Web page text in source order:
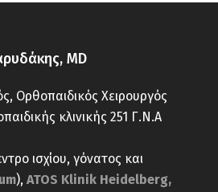
MD
Ορθοπαιδικός Χειρουργός
κλινικής 251 Γ.Ν.Α
ισχίου, γόνατος και
), ATOS Klinik Heidelberg,